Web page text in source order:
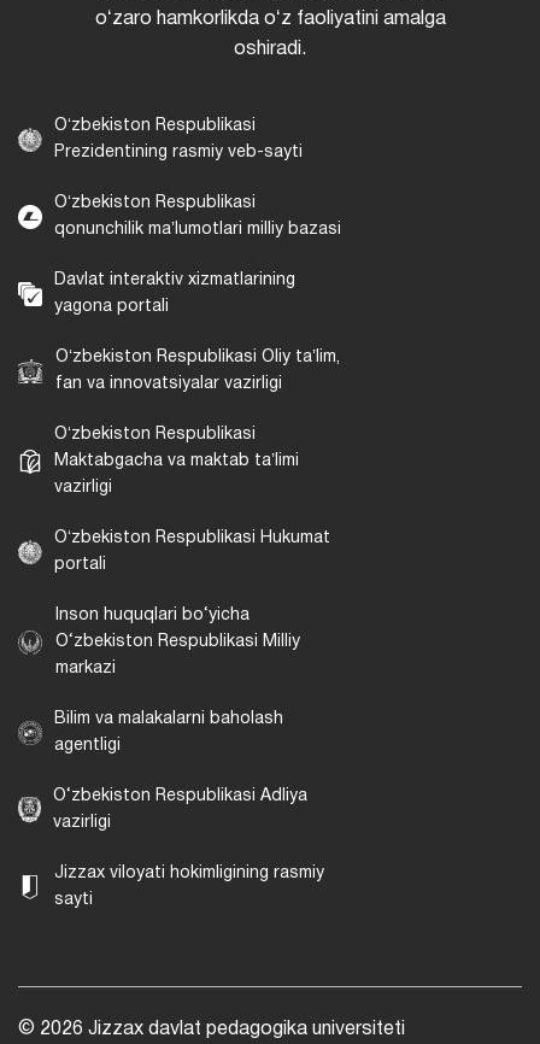
oʻzaro hamkorlikda oʻz faoliyatini amalga
oshiradi.
Oʻzbekiston Respublikasi
Prezidentining rasmiy veb-sayti
Oʻzbekiston Respublikasi
qonunchilik maʼlumotlari milliy bazasi
Davlat interaktiv xizmatlarining
yagona portali
Oʻzbekiston Respublikasi Oliy taʼlim,
fan va innovatsiyalar vazirligi
Oʻzbekiston Respublikasi
Maktabgacha va maktab taʼlimi
vazirligi
Oʻzbekiston Respublikasi Hukumat
portali
Inson huquqlari bo‘yicha
O‘zbekiston Respublikasi Milliy
markazi
Bilim va malakalarni baholash
agentligi
O‘zbekiston Respublikasi Adliya
vazirligi
Jizzax viloyati hokimligining rasmiy
sayti
© 2026 Jizzax davlat pedagogika universiteti